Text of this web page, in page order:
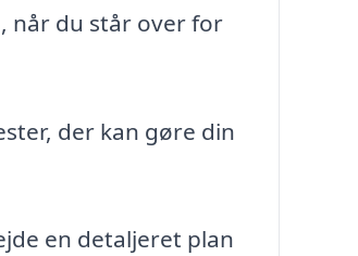
når du står over for
der kan gøre din
en detaljeret plan